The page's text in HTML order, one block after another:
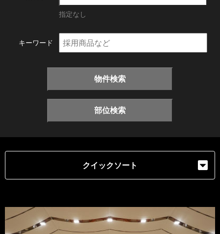
指定なし
キーワード
物件検索
部位検索
クイックソート